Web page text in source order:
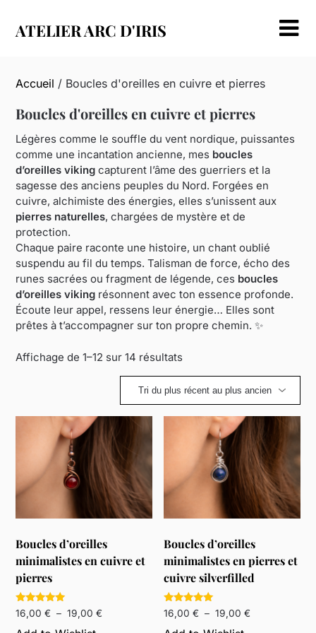
ATELIER ARC D'IRIS
Accueil / Boucles d'oreilles en cuivre et pierres
Boucles d'oreilles en cuivre et pierres
Légères comme le souffle du vent nordique, puissantes
comme une incantation ancienne, mes boucles
d’oreilles viking capturent l’âme des guerriers et la
sagesse des anciens peuples du Nord. Forgées en
cuivre, alchimiste des énergies, elles s’unissent aux
pierres naturelles, chargées de mystère et de
protection.
Chaque paire raconte une histoire, un chant oublié
suspendu au fil du temps. Talisman de force, écho des
runes sacrées ou fragment de légende, ces boucles
d’oreilles viking résonnent avec ton essence profonde.
Écoute leur appel, ressens leur énergie… Elles sont
prêtes à t’accompagner sur ton propre chemin. ✨
Affichage de 1–12 sur 14 résultatsTrié
plus
récent
au
ancien
Boucles d’oreilles
minimalistes en cuivre et
pierres
Note
5.00
sur 5
16,00€ – 19,00€
Boucles d’oreilles
minimalistes en pierres et
cuivre silverfilled
Note
5.00
sur 5
16,00€ – 19,00€